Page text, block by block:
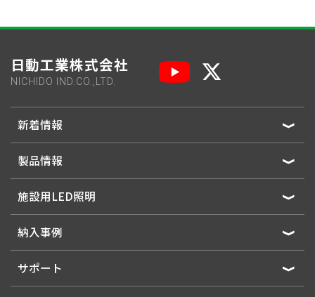
日動工業株式会社
NICHIDO IND.CO.,LTD.
新着情報
製品情報
施設用LED照明
納入事例
サポート